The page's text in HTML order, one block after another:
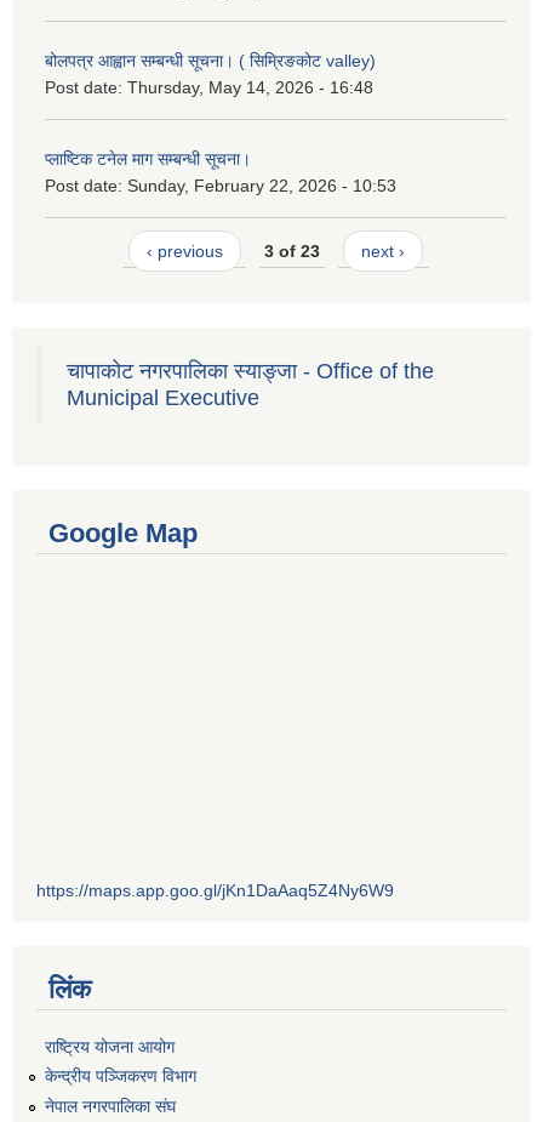
बोलपत्र आह्वान सम्बन्धी सूचना। ( सिम्रिङकोट valley)
Post date: Thursday, May 14, 2026 - 16:48
प्लाष्टिक टनेल माग सम्बन्धी सूचना।
Post date: Sunday, February 22, 2026 - 10:53
‹ previous 3 of 23 next ›
चापाकोट नगरपालिका स्याङ्जा - Office of the
Municipal Executive
Google Map
https://maps.app.goo.gl/jKn1DaAaq5Z4Ny6W9
लिंक
राष्ट्रिय योजना आयोग
केन्द्रीय पञ्जिकरण विभाग
नेपाल नगरपालिका संघ